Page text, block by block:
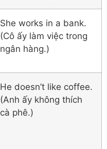
She works in a bank.
(Cô ấy làm việc trong
ngân hàng.)
He doesn’t like coffee.
(Anh ấy không thích
cà phê.)